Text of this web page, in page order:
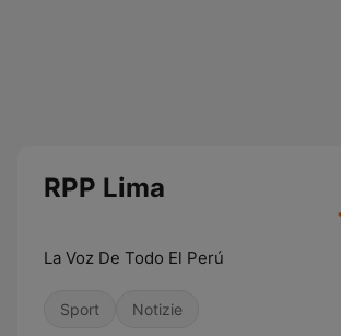
RPP Lima
La Voz De Todo El Perú
Sport Notizie